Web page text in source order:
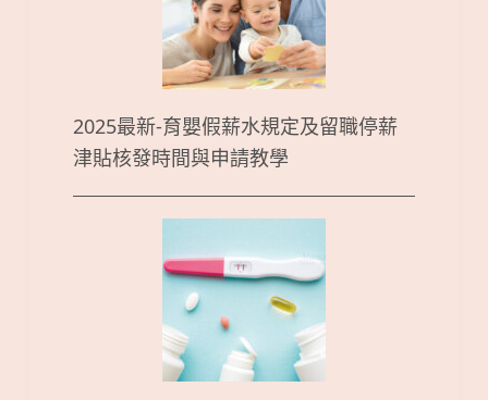
2025最新-育嬰假薪水規定及留職停薪
津貼核發時間與申請教學